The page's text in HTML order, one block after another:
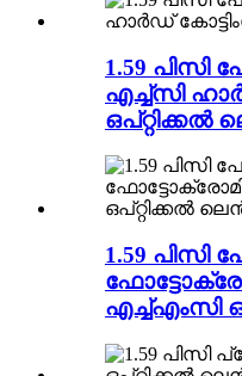
1.59 പിസി
എച്ച്സി
ഒപ്റ്റിക്കൽ
1.59 പിസി
എച്ച്എംസി